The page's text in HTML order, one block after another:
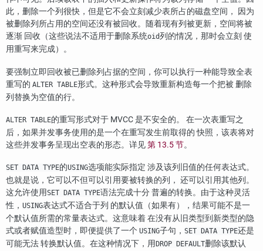
此，删除一个列很快，但是它不会立刻减少表所占的磁盘空间， 因为
被删除列所占用的空间还没有被回收。随着现有列被更新，空间将被
逐渐 回收（这些说法不适用于删除系统oid列的情况，那时会立刻 使
用重写来完成）。
要强制立即回收被已删除列占据的空间，你可以执行一种能导致全表
重写的 ALTER TABLE形式。这种形式会导致重新构造每一个把被 删除
列替换为空值的行。
ALTER TABLE的重写形式对于 MVCC 是不安全的。 在一次表重写之
后，如果并发事务使用的是一个在重写发生前取得的 快照，该表将对
这些并发事务呈现出空表的形态。详见第 13.5 节。
SET DATA TYPE的USING选项能实际指定 涉及该列旧值的任何表达式。
也就是说，它可以不但可以引用要被转换的列， 还可以引用其他列。
这允许使用SET DATA TYPE语法完成十分 普遍的转换。由于这种灵活
性， USING表达式不适合于列 的默认值（如果有），结果可能不是一
个默认值所需的常量表达式。这意味着 在没有从旧类型到新类型的隐
式或者赋值造型时，即便提供了一个 USING子句， SET DATA TYPE还是
可能无法 转换默认值。在这种情况下，用 DROP DEFAULT删除该默认